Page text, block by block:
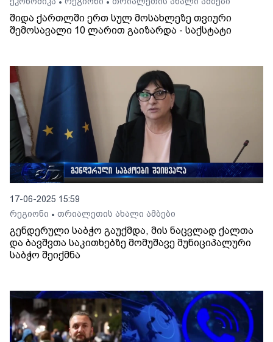
• •
შიდა ქართლში ერთ სულ მოსახლეზე თვიური
შემოსავალი 10 ლარით გაიზარდა - საქსტატი
17-06-2025 15:59
რეგიონი • თრიალეთის ახალი ამბები
გენდერული საბჭო გაუქმდა, მის ნაცვლად ქალთა
და ბავშვთა საკითხებზე მომუშავე მუნიციპალური
საბჭო შეიქმნა